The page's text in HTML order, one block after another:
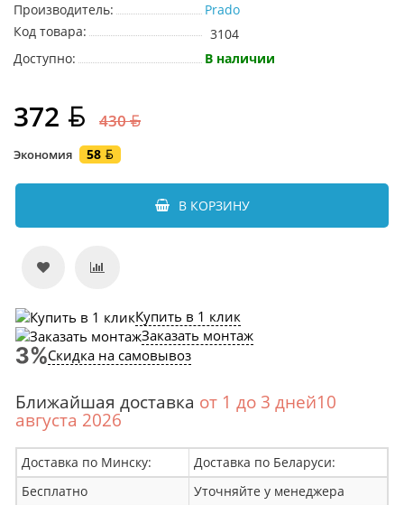
Производитель:
Prado
Код товара:
3104
Доступно:
В наличии
372 430
Экономия 58
В КОРЗИНУ
Купить в 1 клик
Заказать монтаж
Скидка на самовывоз
Ближайшая доставка от 1 до 3 дней10
августа 2026
Доставка по Минску:
Доставка по Беларуси:
Бесплатно
Уточняйте у менеджера